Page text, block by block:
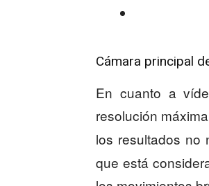
Cámara principal
En cuanto a
resolución
los resultados no
que está